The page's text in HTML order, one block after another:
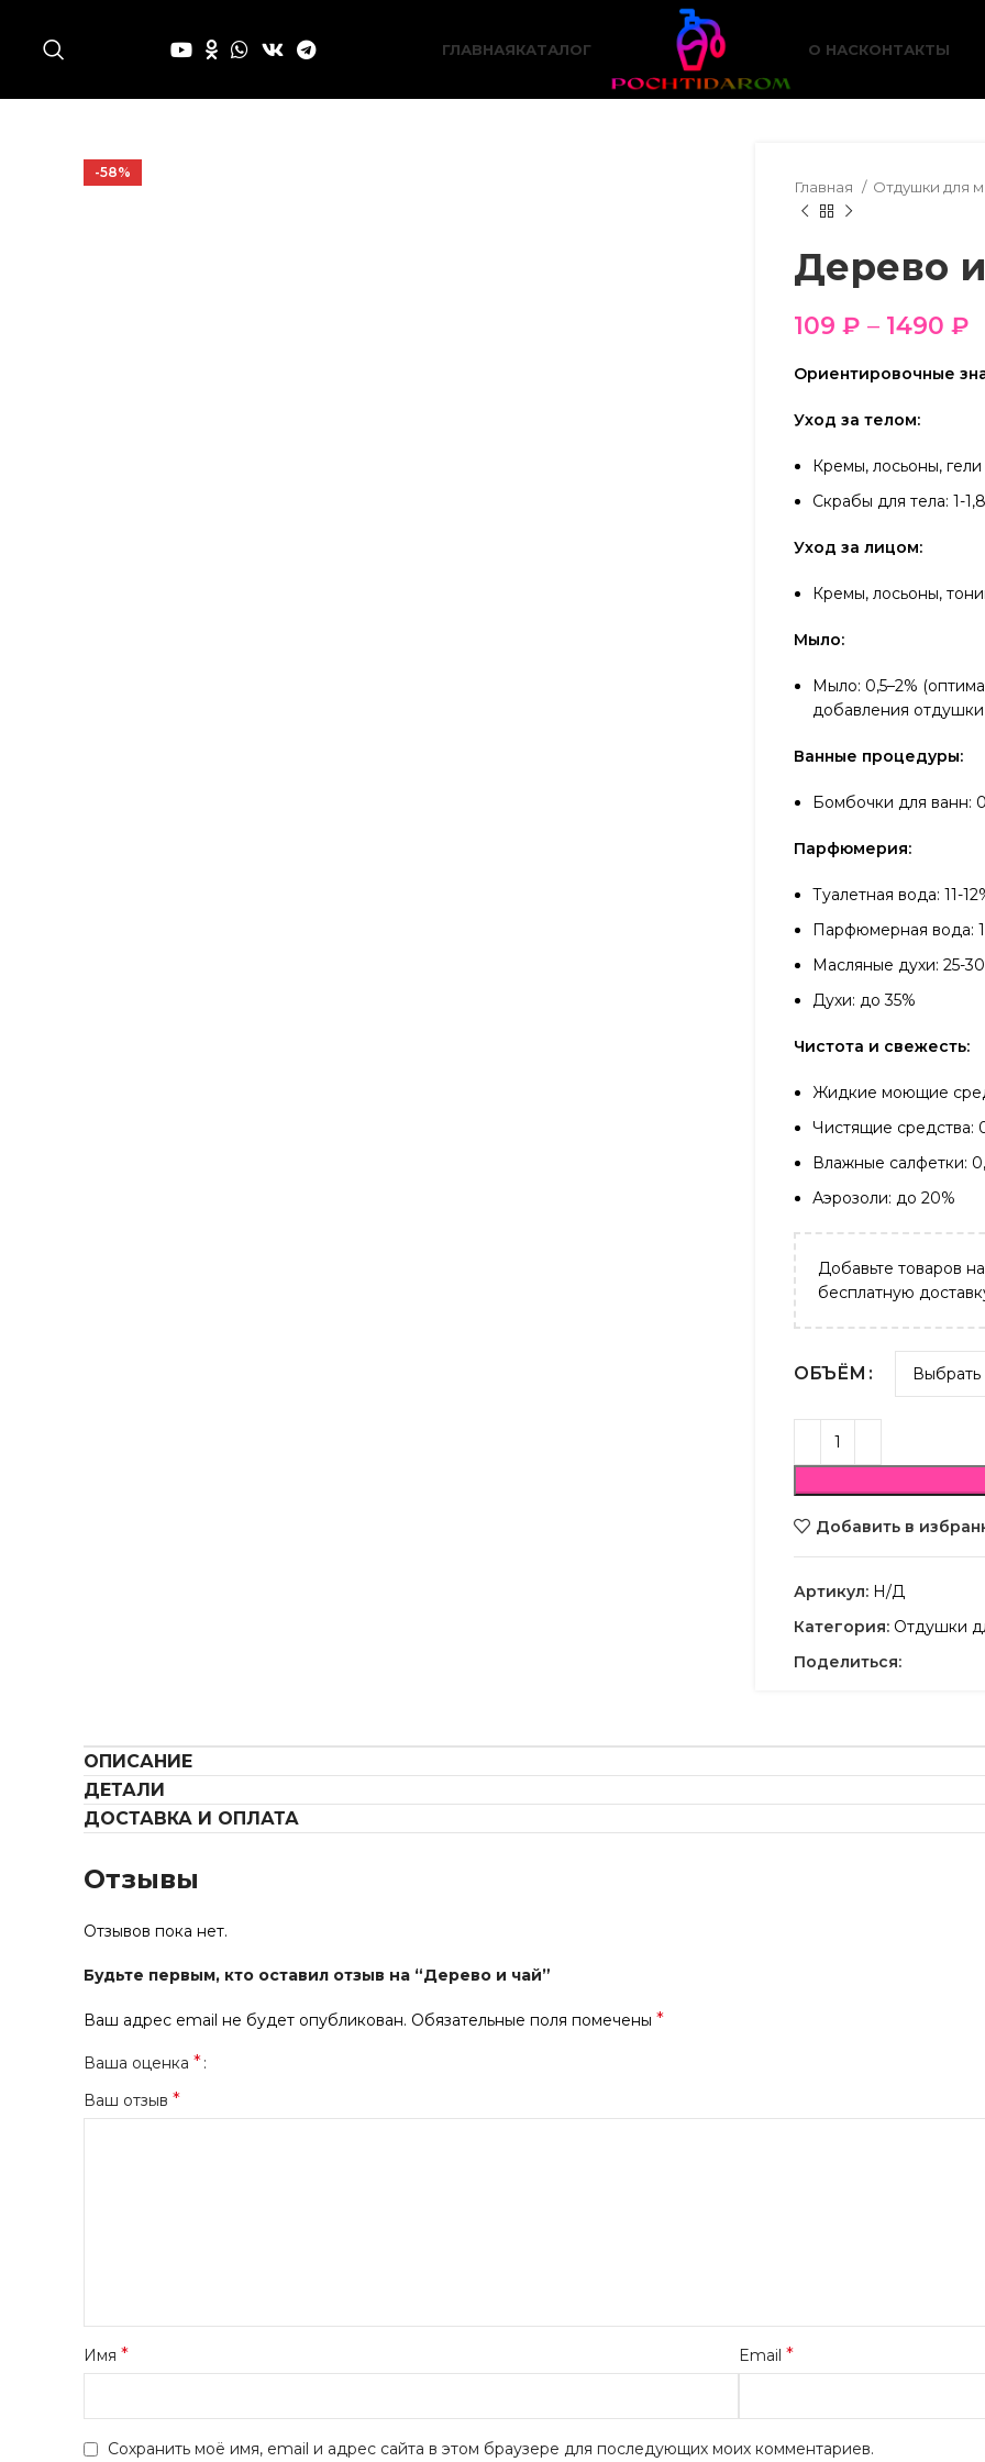
ГЛАВНАЯКАТАЛОГ О НАСКОНТАКТЫ
-58%
Главная Отдушки для
Дерево
109 ₽ – 1490 ₽
Ориентировочные
Уход за телом:
Кремы, лосьоны,
Скрабы для тела: 1-
Уход за лицом:
Кремы, лосьоны,
Мыло:
Мыло: 0,5–2%
добавления
Ванные процедуры:
Бомбочки для ванн:
Парфюмерия:
Туалетная вода: 11-
Парфюмерная вода:
Масляные духи: 25-
Духи: до 35%
Чистота и свежесть:
Жидкие моющие
Чистящие средства:
Влажные салфетки:
Аэрозоли: до 20%
Добавьте товаров
бесплатную
ОБЪЁМ
Добавить в
Артикул: Н/Д
Категория: Отдушки
Поделиться:
ОПИСАНИЕ
ДЕТАЛИ
ДОСТАВКА И ОПЛАТА
Отзывы
Отзывов пока нет.
Будьте первым, кто оставил отзыв на “Дерево и чай”
Ваш адрес email не будет опубликован. Обязательные поля помечены *
Ваша оценка *
Ваш отзыв *
Имя * Email *
Сохранить моё имя, email и адрес сайта в этом браузере для последующих моих комментариев.